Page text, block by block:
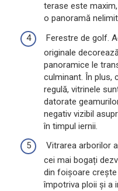
terase este
o panoramă
Ferestre de golf.
originale
panoramice le
culminant. În plus,
regulă, vitrinele
datorate
negativ vizibil
în timpul iernii.
Vitrarea arborilor
cei mai bogați
din foișoare
împotriva ploii și a